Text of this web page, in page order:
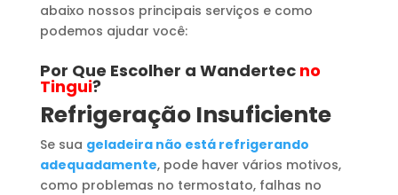
abaixo nossos principais serviços e como
podemos ajudar você:
Por Que Escolher a Wandertec no
Tingui?
Refrigeração Insuficiente
Se sua geladeira não está refrigerando
adequadamente, pode haver vários motivos,
como problemas no termostato, falhas no